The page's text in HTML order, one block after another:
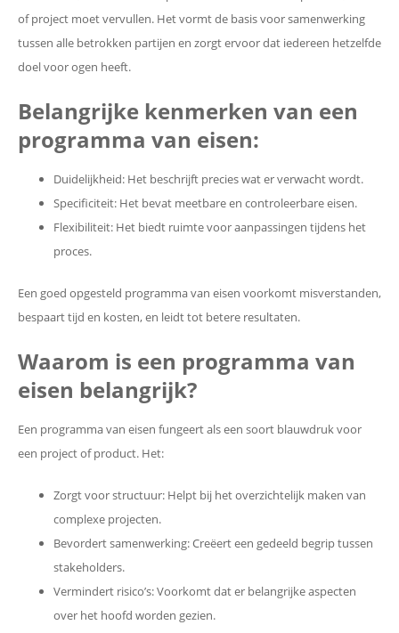
of project moet vervullen. Het vormt de basis voor samenwerking
tussen alle betrokken partijen en zorgt ervoor dat iedereen hetzelfde
doel voor ogen heeft.
Belangrijke kenmerken van een
programma van eisen:
Duidelijkheid: Het beschrijft precies wat er verwacht wordt.
Specificiteit: Het bevat meetbare en controleerbare eisen.
Flexibiliteit: Het biedt ruimte voor aanpassingen tijdens het
proces.
Een goed opgesteld programma van eisen voorkomt misverstanden,
bespaart tijd en kosten, en leidt tot betere resultaten.
Waarom is een programma van
eisen belangrijk?
Een programma van eisen fungeert als een soort blauwdruk voor
een project of product. Het:
Zorgt voor structuur: Helpt bij het overzichtelijk maken van
complexe projecten.
Bevordert samenwerking: Creëert een gedeeld begrip tussen
stakeholders.
Vermindert risico’s: Voorkomt dat er belangrijke aspecten
over het hoofd worden gezien.